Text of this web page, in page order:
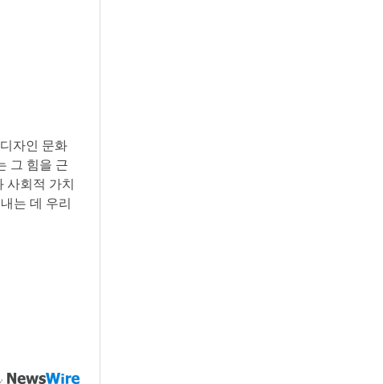
자인 문화
그 힘을 근
사회적 가치
는 데 우리